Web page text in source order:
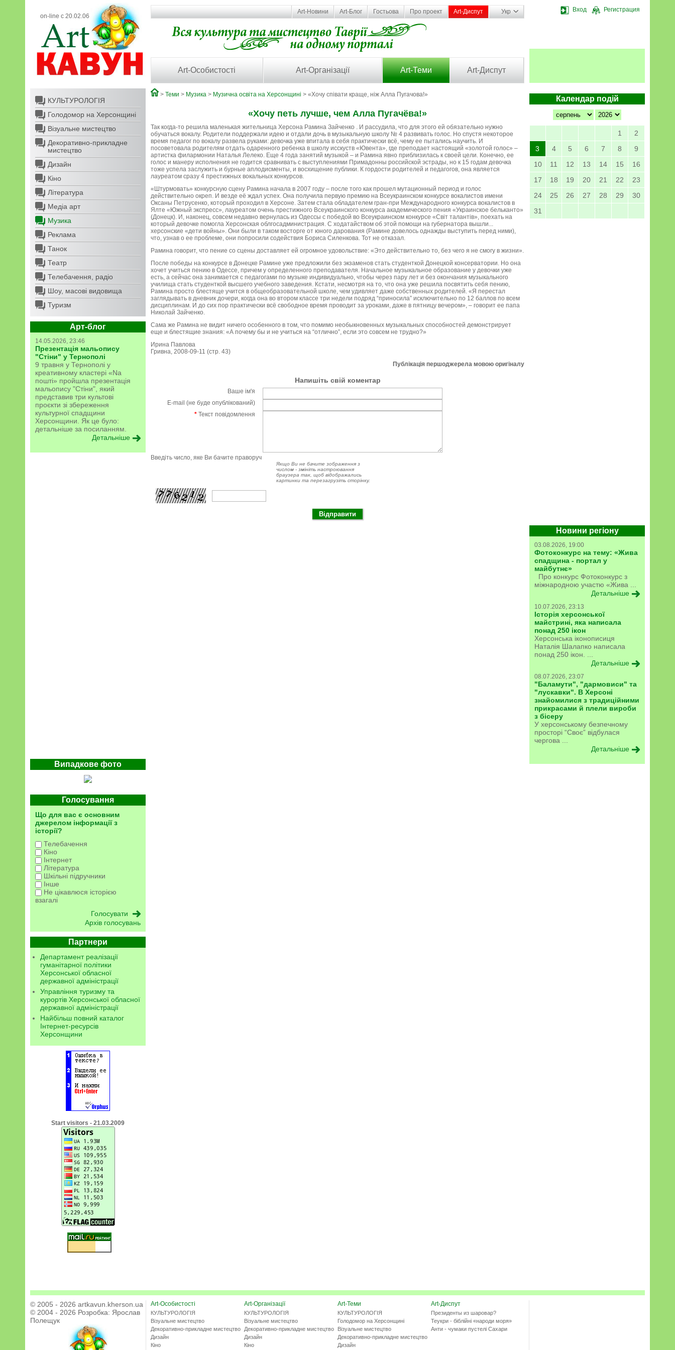
on-line с 20.02.06
Вход Регистрация
Art-Новини Art-Блог Гостьова Про проект Art-Диспут Укр
Art-Особистості Art-Організації Art-Теми Art-Диспут
КУЛЬТУРОЛОГІЯ
Голодомор на Херсонщині
Візуальне мистецтво
Декоративно-прикладне
мистецтво
Дизайн
Кіно
Література
Медіа арт
Музика
Реклама
Танок
Театр
Телебачення, радіо
Шоу, масові видовища
Туризм
Арт-блог
14.05.2026, 23:46
Презентація мальопису
"Стіни" у Тернополі
9 травня у Тернополі у
креативному кластері «Na
пошті» пройшла презентація
мальопису "Стіни", який
представив три культові
проєкти зі збереження
культурної спадщини
Херсонщини. Як це було:
детальніше за посиланням.
Детальніше
Випадкове фото
Голосування
Що для вас є основним
джерелом інформації з
історії?
Телебачення
Кіно
Інтернет
Література
Шкільні підручники
Інше
Не цікавлюся історією
взагалі
Архів голосувань
Партнери
Департамент реалізації
гуманітарної політики
Херсонської обласної
державної адміністрації
Управління туризму та
курортів Херсонської обласної
державної адміністрації
Найбільш повний каталог
Інтернет-ресурсів
Херсонщини
Start visitors - 21.03.2009
Календар подій
1
2
3
4 5 6 7 8
9
10
11 12 13 14 15
16
17
18 19 20 21 22
23
24
25 26 27 28 29
30
31
Новини регіону
03.08.2026, 19:00
Фотоконкурс на тему: «Жива
спадщина - портал у
майбутнє»
Про конкурс Фотоконкурс з
міжнародною участю «Жива ...
Детальніше
10.07.2026, 23:13
Історія херсонської
майстрині, яка написала
понад 250 ікон
Херсонська іконописиця
Наталія Шалапко написала
понад 250 ікон. ...
Детальніше
08.07.2026, 23:07
"Баламути", "дармовиси" та
"лускавки". В Херсоні
знайомилися з традиційними
прикрасами й плели вироби
з бісеру
У херсонському безпечному
просторі “Своє” відбулася
чергова ...
Детальніше
> Теми > Музика > Музична освіта на Херсонщині > «Хочу співати краще, ніж Алла Пугачова!»
«Хочу петь лучше, чем Алла Пугачёва!»
Так когда-то решила маленькая жительница Херсона Рамина Зайченко . И рассудила, что для этого ей обязательно нужно
обучаться вокалу. Родители поддержали идею и отдали дочь в музыкальную школу № 4 развивать голос. Но спустя некоторое
время педагог по вокалу развела руками: девочка уже впитала в себя практически всё, чему ее пытались научить. И
посоветовала родителям отдать одаренного ребенка в школу исскуств «Ювента», где преподает настоящий «золотой голос» –
артистка филармонии Наталья Лелеко. Еще 4 года занятий музыкой – и Рамина явно приблизилась к своей цели. Конечно, ее
голос и манеру исполнения не годится сравнивать с выступлениями Примадонны российской эстрады, но к 15 годам девочка
тоже успела заслужить и бурные аплодисменты, и восхищение публики. К гордости родителей и педагогов, она является
лауреатом сразу 4 престижных вокальных конкурсов.
«Штурмовать» конкурсную сцену Рамина начала в 2007 году – после того как прошел мутационный период и голос
действительно окреп. И везде её ждал успех. Она получила первую премию на Всеукраинском конкурсе вокалистов имени
Оксаны Петрусенко, который проходил в Херсоне. Затем стала обладателем гран-при Международного конкурса вокалистов в
Ялте «Южный экспресс», лауреатом очень престижного Всеукраинского конкурса академического пения «Украинское бельканто»
(Донецк). И, наконец, совсем недавно вернулась из Одессы с победой во Всеукраинском конкурсе «Світ талантів», поехать на
который девочке помогла Херсонская облгосадминистрация. С ходатайством об этой помощи на губернатора вышли...
херсонские «дети войны». Они были в таком восторге от юного дарования (Рамине довелось однажды выступить перед ними),
что, узнав о ее проблеме, они попросили содействия Бориса Силенкова. Тот не отказал.
Рамина говорит, что пение со сцены доставляет ей огромное удовольствие: «Это действительно то, без чего я не смогу в жизни».
После победы на конкурсе в Донецке Рамине уже предложили без экзаменов стать студенткой Донецкой консерватории. Но она
хочет учиться пению в Одессе, причем у определенного преподавателя. Начальное музыкальное образование у девочки уже
есть, а сейчас она занимается с педагогами по музыке индивидуально, чтобы через пару лет и без окончания музыкального
училища стать студенткой высшего учебного заведения. Кстати, несмотря на то, что она уже решила посвятить себя пению,
Рамина просто блестяще учится в общеобразовательной школе, чем удивляет даже собственных родителей. «Я перестал
заглядывать в дневник дочери, когда она во втором классе три недели подряд “приносила” исключительно по 12 баллов по всем
дисциплинам. И до сих пор практически всё свободное время проводит за уроками, даже в пятницу вечером», – говорит ее папа
Николай Зайченко.
Сама же Рамина не видит ничего особенного в том, что помимо необыкновенных музыкальных способностей демонстрирует
еще и блестящие знания: «А почему бы и не учиться на “отлично”, если это совсем не трудно?»
Ирина Павлова
Гривна, 2008-09-11 (стр. 43)
Публікація першоджерела мовою оригіналу
Напишіть свій коментар
Ваше ім'я
E-mail (не буде опублікований)
* Текст повідомлення
Введіть число, яке Ви бачите праворуч
Якщо Ви не бачите зображення з
числом - змініть настроювання
браузера так, щоб відображались
картинки та перезагрузіть сторінку.
© 2005 - 2026 artkavun.kherson.ua
© 2004 - 2026 Розробка: Ярослав
Полещук
Art-Особистості
КУЛЬТУРОЛОГІЯ
Візуальне мистецтво
Декоративно-прикладне мистецтво
Дизайн
Кіно
Art-Організації
КУЛЬТУРОЛОГІЯ
Візуальне мистецтво
Декоративно-прикладне мистецтво
Дизайн
Кіно
Art-Теми
КУЛЬТУРОЛОГІЯ
Голодомор на Херсонщині
Візуальне мистецтво
Декоративно-прикладне мистецтво
Дизайн
Art-Диспут
Президенты из шаровар?
Теукри - біблійні «народи моря»
Анти - чумаки пустелі Сахари